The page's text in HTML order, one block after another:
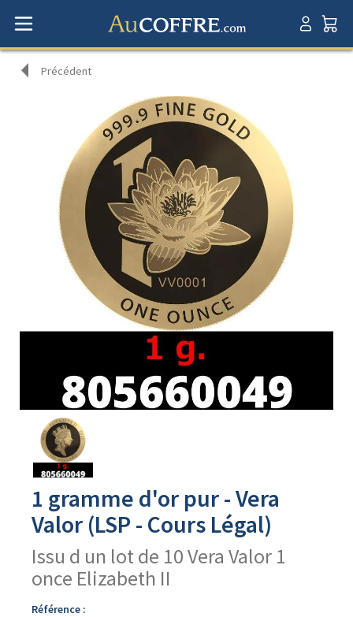
Précédent
produit
1 gramme d'or pur - Vera
Valor (LSP - Cours Légal)
Issu d un lot de 10 Vera Valor 1
once Elizabeth II
Référence :